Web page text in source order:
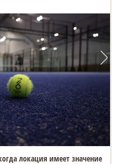
локация имеет значение